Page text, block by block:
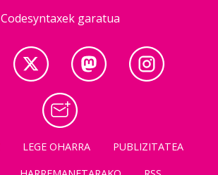
Codesyntaxek garatua
LEGE OHARRA
PUBLIZITATEA